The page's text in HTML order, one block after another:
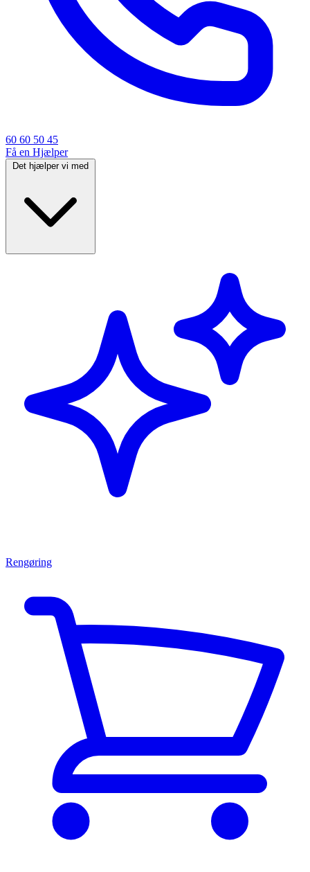
60 60 50 45
Få en Hjælper
Det hjælper vi med
Rengøring